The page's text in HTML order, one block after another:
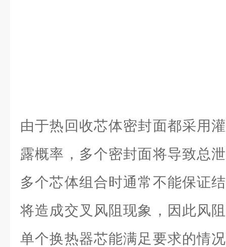
由于热回收芯体密封面都采用
露概率，多个密封面将导致总
多个芯体组合时通常不能保证
将造成交叉风阻现象，因此风
单个换热器芯能满足要求的情